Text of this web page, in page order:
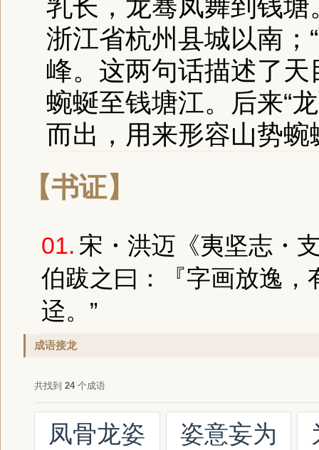
乳长，龙骞凤舞到钱塘
浙江省杭州县城以南；
峰。这两句话描述了
蜿蜒至钱塘江。后来“
而出，用来形容山势
【书证】
01. 宋・洪迈《夷坚志・
伯跋之曰：『字画放逸，
迳。”
成语接龙
共找到 24个成语
凤骨龙姿
姿意妄为